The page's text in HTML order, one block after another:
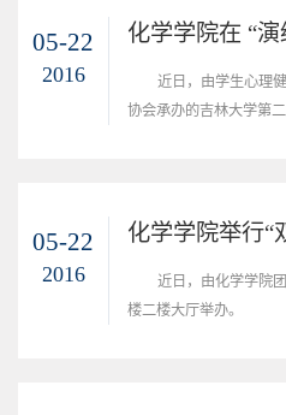
05-22
2016
近日，由学生心理
协会承办的吉林大学第
05-22
2016
化学学院举行“
近日，由化学学院
楼二楼大厅举办。